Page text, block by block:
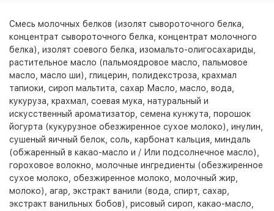
Смесь молочных белков (изолят сывороточного белка,
концентрат сывороточного белка, концентрат молочного
белка), изолят соевого белка, изомальто-олигосахариды,
растительное масло (пальмоядровое масло, пальмовое
масло, масло ши), глицерин, полидекстроза, крахмал
тапиоки, сироп мальтита, сахар Масло, масло, вода,
кукуруза, крахмал, соевая мука, натуральный и
искусственный ароматизатор, семена кунжута, порошок
йогурта (кукурузное обезжиренное сухое молоко), инулин,
сушеный яичный белок, соль, карбонат кальция, миндаль
(обжаренный в какао-масло и / Или подсолнечное масло),
гороховое волокно, молочные ингредиенты (обезжиренное
сухое молоко, обезжиренное молоко, молочный жир,
молоко), агар, экстракт ванили (вода, спирт, сахар,
экстракт ванильных бобов), рисовый сироп, какао-масло,